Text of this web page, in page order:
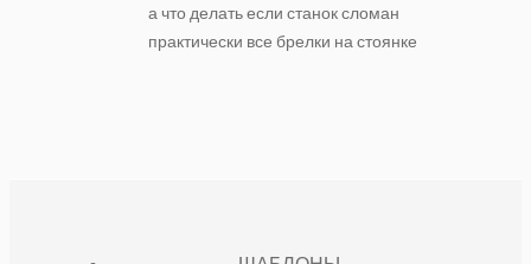
а что делать если станок сломан
практически все брелки на стоянке